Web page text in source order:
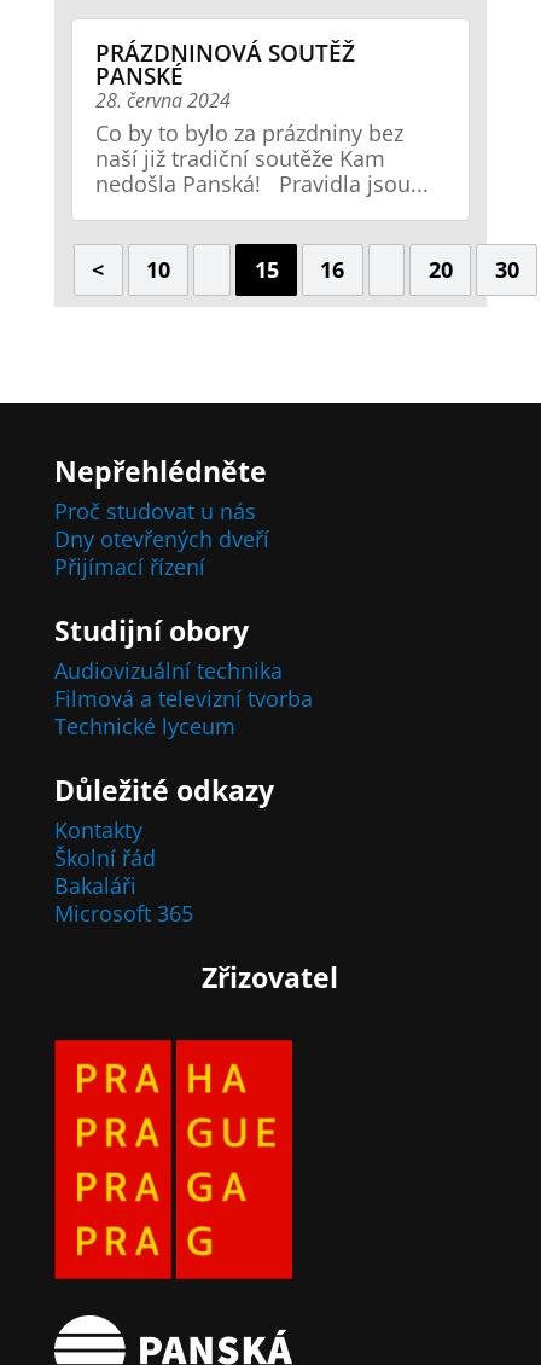
PRÁZDNINOVÁ SOUTĚŽ
PANSKÉ
28. června 2024
Co by to bylo za prázdniny bez
naší již tradiční soutěže Kam
nedošla Panská! Pravidla jsou...
< 10 15 16 20 30
Nepřehlédněte
Proč studovat u nás
Dny otevřených dveří
Přijímací řízení
Studijní obory
Audiovizuální technika
Filmová a televizní tvorba
Technické lyceum
Důležité odkazy
Kontakty
Školní řád
Bakaláři
Microsoft 365
Zřizovatel